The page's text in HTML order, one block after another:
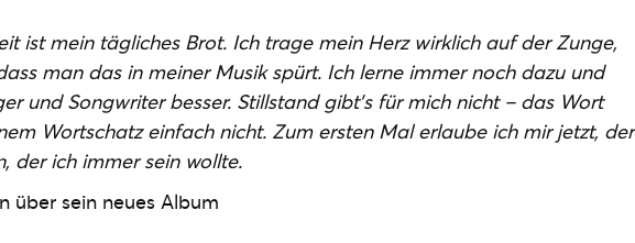
ist mein tägliches Brot. Ich trage mein Herz wirklich auf der Zunge,
man das in meiner Musik spürt. Ich lerne immer noch dazu und
und Songwriter besser. Stillstand gibt’s für mich nicht – das Wort
Wortschatz einfach nicht. Zum ersten Mal erlaube ich mir jetzt, der
der ich immer sein wollte.
über sein neues Album